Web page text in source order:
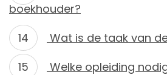
boekhouder?
Wat is de taak van
Welke opleiding